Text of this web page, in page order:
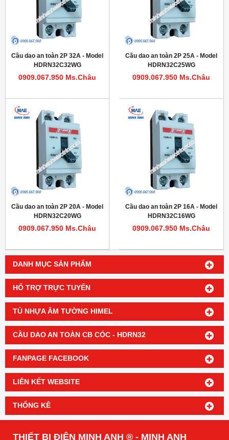
DANH MỤC SẢN PHẨM
HỔ TRỢ TRỰC TUYẾN
TỦ NHỰA ÂM TƯỜNG HIMEL
CẦU DAO AN TOÀN CB CÓC - HDRN32
FANPAGE FACEBOOK
LIÊN KẾT WEBSITE
THỐNG KÊ
Cầu dao an toàn 2P 32A - Model
HDRN32C32WG
0909.067.950 Ms.Châu
Cầu dao an toàn 2P 25A - Model
HDRN32C25WG
0909.067.950 Ms.Châu
Cầu dao an toàn 2P 20A - Model
HDRN32C20WG
0909.067.950 Ms.Châu
Cầu dao an toàn 2P 16A - Model
HDRN32C16WG
0909.067.950 Ms.Châu
THIẾT BỊ ĐIỆN MINH ANH ® - MINH ANH